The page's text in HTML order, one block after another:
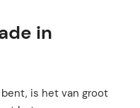
in
is het van groot